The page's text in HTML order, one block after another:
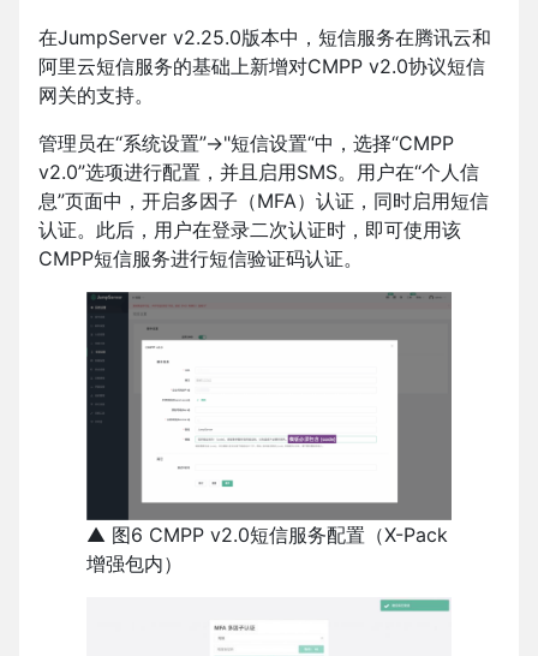
在JumpServer v2.25.0版本中，短信服务在腾讯云和
阿里云短信服务的基础上新增对CMPP v2.0协议短信
网关的支持。
管理员在“系统设置”→"短信设置“中，选择“CMPP
v2.0”选项进行配置，并且启用SMS。用户在“个人信
息”页面中，开启多因子（MFA）认证，同时启用短信
认证。此后，用户在登录二次认证时，即可使用该
CMPP短信服务进行短信验证码认证。
▲ 图6 CMPP v2.0短信服务配置（X-Pack
增强包内）